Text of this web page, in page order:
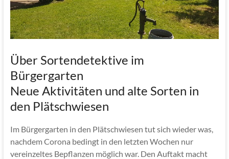
Über Sortendetektive im
Bürgergarten
Neue Aktivitäten und alte Sorten in
den Plätschwiesen
Im Bürgergarten in den Plätschwiesen tut sich wieder was,
nachdem Corona bedingt in den letzten Wochen nur
vereinzeltes Bepflanzen möglich war. Den Auftakt macht